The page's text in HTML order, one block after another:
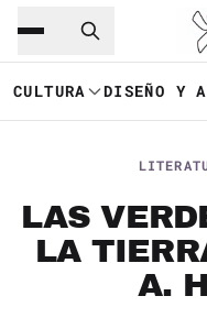
Saltar al
CULTURA DISEÑO Y
LAS
LA
A.